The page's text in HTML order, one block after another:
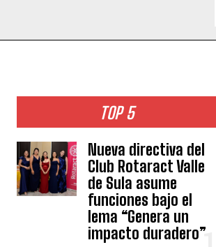
TOP 5
Nueva directiva del
Club Rotaract Valle
de Sula asume
funciones bajo el
lema “Genera un
impacto duradero”